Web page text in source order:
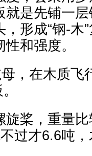
就是先铺一
形成“钢-木
和强度。
，在木质
旋桨，重量
过才6.6吨